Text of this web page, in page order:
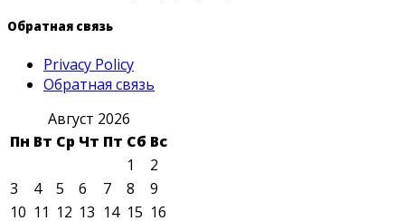
Обратная связь
Privacy Policy
Обратная связь
Август 2026
Пн Вт Ср Чт Пт Сб Вс
1
2
3
4 5 6 7 8
9
10 11 12 13 14 15 16